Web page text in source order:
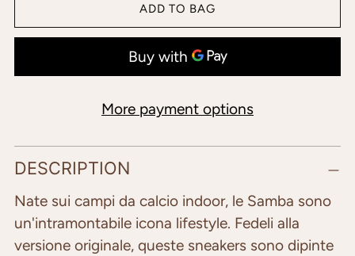
ADD TO BAG
More payment options
Adding
product
to
your
cart
DESCRIPTION
Nate sui campi da calcio indoor, le Samba sono
un'intramontabile icona lifestyle. Fedeli alla
versione originale, queste sneakers sono dipinte